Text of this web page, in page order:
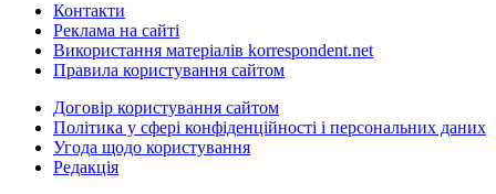
Контакти
Реклама на сайті
Використання матеріалів korrespondent.net
Правила користування сайтом
Договір користування сайтом
Політика у сфері конфіденційності і персональних даних
Угода щодо користування
Редакція